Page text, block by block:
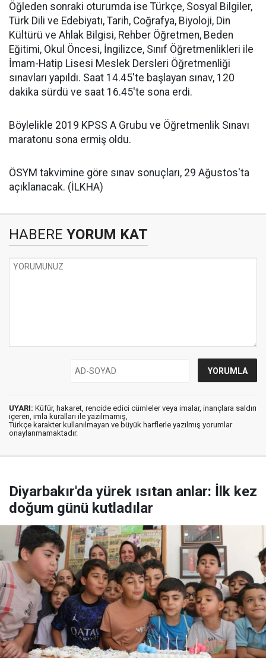
Öğleden sonraki oturumda ise Türkçe, Sosyal Bilgiler,
Türk Dili ve Edebiyatı, Tarih, Coğrafya, Biyoloji, Din
Kültürü ve Ahlak Bilgisi, Rehber Öğretmen, Beden
Eğitimi, Okul Öncesi, İngilizce, Sınıf Öğretmenlikleri ile
İmam-Hatip Lisesi Meslek Dersleri Öğretmenliği
sınavları yapıldı. Saat 14.45'te başlayan sınav, 120
dakika sürdü ve saat 16.45'te sona erdi.
Böylelikle 2019 KPSS A Grubu ve Öğretmenlik Sınavı
maratonu sona ermiş oldu.
ÖSYM takvimine göre sınav sonuçları, 29 Ağustos'ta
açıklanacak. (İLKHA)
HABERE YORUM KAT
UYARI: Küfür, hakaret, rencide edici cümleler veya imalar, inançlara saldırı
içeren, imla kuralları ile yazılmamış,
Türkçe karakter kullanılmayan ve büyük harflerle yazılmış yorumlar
onaylanmamaktadır.
Diyarbakır'da yürek ısıtan anlar: İlk kez
doğum günü kutladılar